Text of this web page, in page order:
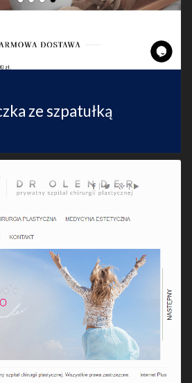
ze szpatułką